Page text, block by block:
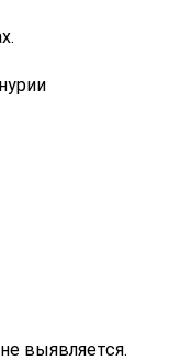
выявляется.